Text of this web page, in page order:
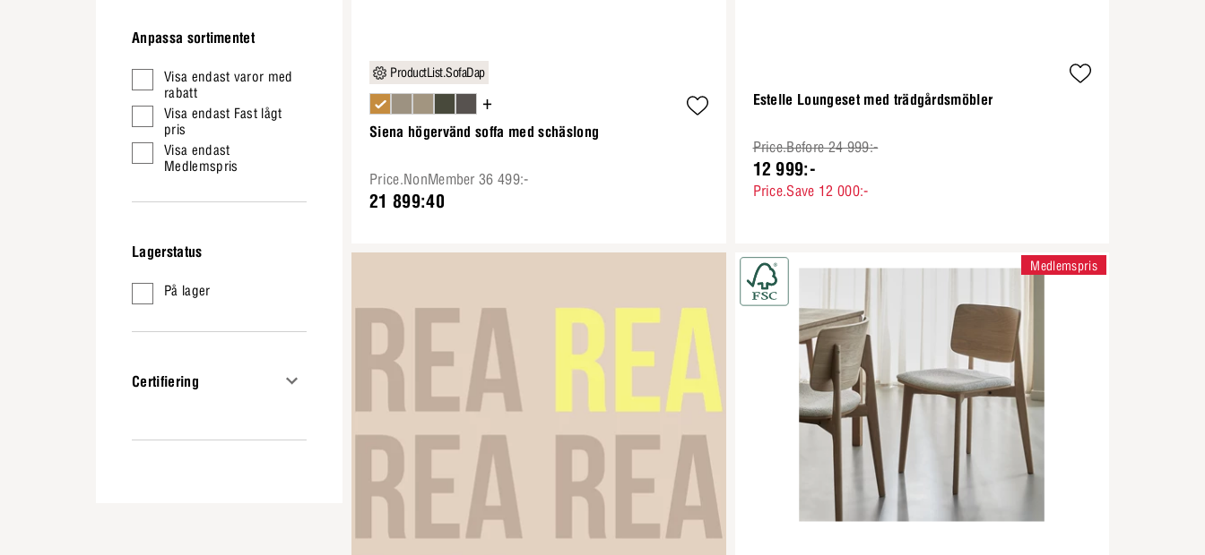
Anpassa sortimentet
Visa endast varor med
rabatt
Visa endast Fast lågt
pris
Visa endast
Medlemspris
Lagerstatus
På lager
Certifiering
ProductList.SofaDap
+
Siena högervänd soffa med schäslong
Price.NonMember 36 499:-
21 899:40
Estelle Loungeset med trädgårdsmöbler
Price.Before 24 999:-
12 999:-
Price.Save 12 000:-
Medlemspris